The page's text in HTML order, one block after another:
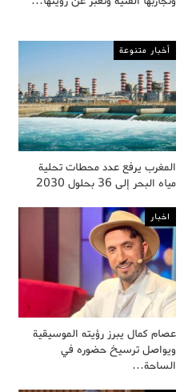
أخبار متنوعة
المغرب يرفع عدد محطات تحلية
مياه البحر إلى 36 بحلول 2030
اخبار
عصام كمال يبرز رؤيته الموسيقية
ويواصل ترسيخ حضوره في
الساحة…